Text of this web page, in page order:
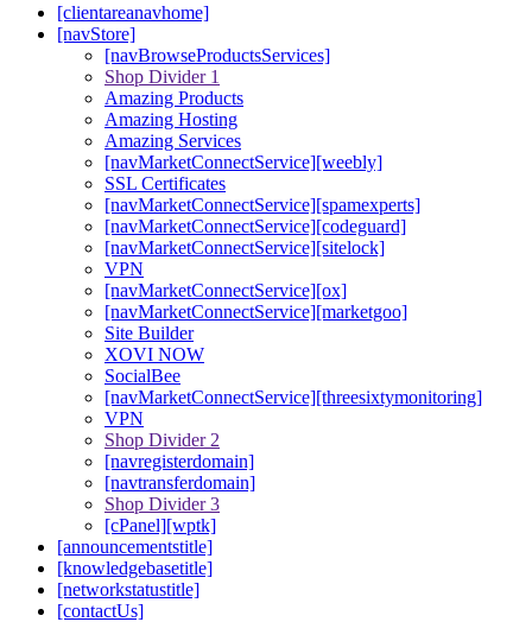
[clientareanavhome]
[navStore]
[navBrowseProductsServices]
Shop Divider 1
Amazing Products
Amazing Hosting
Amazing Services
[navMarketConnectService][weebly]
SSL Certificates
[navMarketConnectService][spamexperts]
[navMarketConnectService][codeguard]
[navMarketConnectService][sitelock]
VPN
[navMarketConnectService][ox]
[navMarketConnectService][marketgoo]
Site Builder
XOVI NOW
SocialBee
[navMarketConnectService][threesixtymonitoring]
VPN
Shop Divider 2
[navregisterdomain]
[navtransferdomain]
Shop Divider 3
[cPanel][wptk]
[announcementstitle]
[knowledgebasetitle]
[networkstatustitle]
[contactUs]